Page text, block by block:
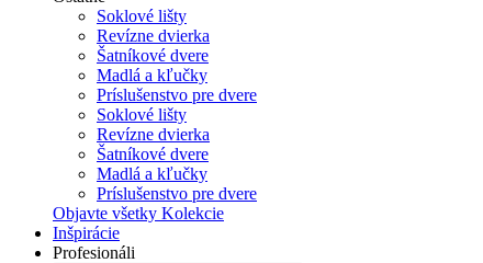
Soklové lišty
Revízne dvierka
Šatníkové dvere
Madlá a kľučky
Príslušenstvo pre dvere
Soklové lišty
Revízne dvierka
Šatníkové dvere
Madlá a kľučky
Príslušenstvo pre dvere
Objavte všetky Kolekcie
Inšpirácie
Profesionáli